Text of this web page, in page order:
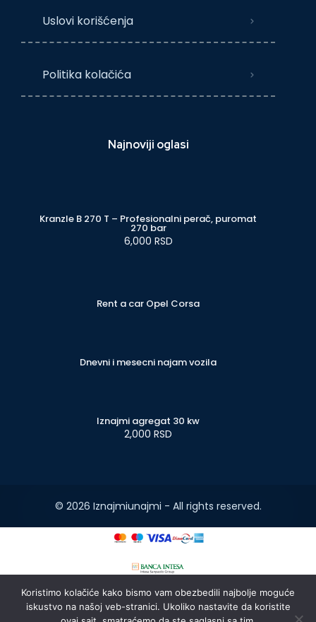
Uslovi korišćenja
Politika kolačića
Najnoviji oglasi
Kranzle B 270 T – Profesionalni perač, puromat
270 bar
6,000 RSD
Rent a car Opel Corsa
Dnevni i mesecni najam vozila
Iznajmi agregat 30 kw
2,000 RSD
© 2026 Iznajmiunajmi - All rights reserved.
Koristimo kolačiće kako bismo vam obezbedili najbolje moguće
iskustvo na našoj veb-stranici. Ukoliko nastavite da koristite